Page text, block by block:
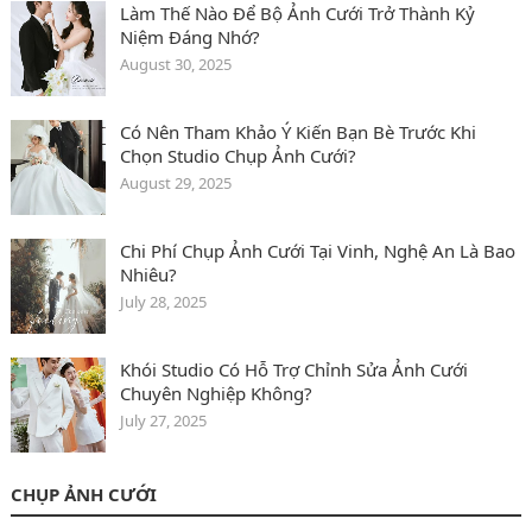
Làm Thế Nào Để Bộ Ảnh Cưới Trở Thành Kỷ
Niệm Đáng Nhớ?
August 30, 2025
Có Nên Tham Khảo Ý Kiến Bạn Bè Trước Khi
Chọn Studio Chụp Ảnh Cưới?
August 29, 2025
Chi Phí Chụp Ảnh Cưới Tại Vinh, Nghệ An Là Bao
Nhiêu?
July 28, 2025
Khói Studio Có Hỗ Trợ Chỉnh Sửa Ảnh Cưới
Chuyên Nghiệp Không?
July 27, 2025
CHỤP ẢNH CƯỚI